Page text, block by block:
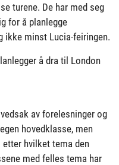
turene. De har med seg
for å planlegge
ikke minst Lucia-feiringen.
å dra til London
av forelesninger og
hovedklasse, men
hvilket tema den
med felles tema har